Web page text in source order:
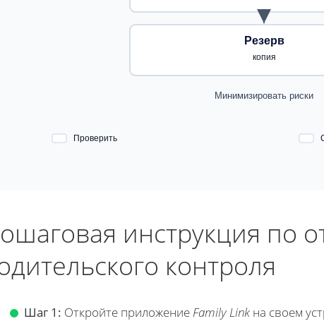
Резерв
копия
Минимизировать риски
Проверить
инструкция по
контроля
Шаг 1: Откройте приложение Family Link на своем